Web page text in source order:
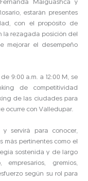
Maiguashca y
estarán presentes
con el propósito de
la rezagada posición del
mejorar el desempeño
9:00 a.m. a 12:00 M, se
de competitividad
de las ciudades para
ocurre con Valledupar.
servirá para conocer,
más pertinentes como el
sostenida y de largo
gremios,
según su rol para